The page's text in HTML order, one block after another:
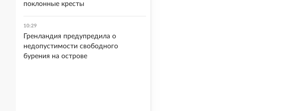
поклонные кресты
10:29
Гренландия предупредила о
недопустимости свободного
бурения на острове